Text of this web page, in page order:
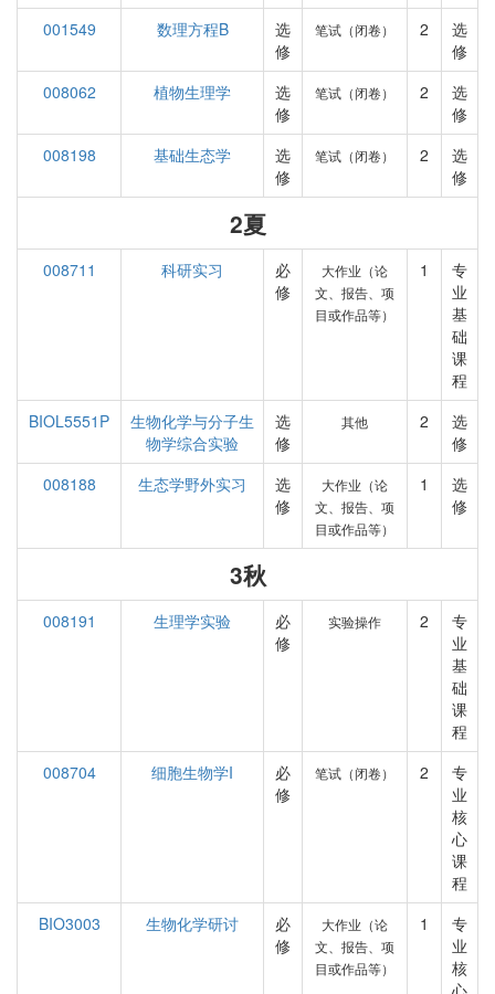
001549
数理方程B
选
修
笔试（闭卷） 2
选
修
008062
植物生理学
选
修
笔试（闭卷） 2
选
修
008198
基础生态学
选
修
笔试（闭卷） 2
选
修
2夏
008711 科研实习
必
修
大作业（论
文、报告、项
目或作品等）
1
专
业
基
础
课
程
BIOL5551P
生物化学与分子生
物学综合实验
选
修
其他 2
选
修
008188
生态学野外实习
选
修
大作业（论
文、报告、项
目或作品等）
1
选
修
3秋
008191 生理学实验
必
修
实验操作 2
专
业
基
础
课
程
008704
细胞生物学I
必
修
笔试（闭卷） 2
专
业
核
心
课
程
BIO3003
生物化学研讨
必
修
大作业（论
文、报告、项
目或作品等）
1
专
业
核
心